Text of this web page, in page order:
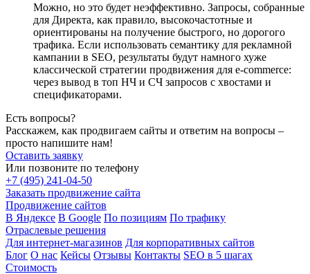
Можно, но это будет неэффективно. Запросы, собранные
для Директа, как правило, высокочастотные и
ориентированы на получение быстрого, но дорогого
трафика. Если использовать семантику для рекламной
кампании в SEO, результаты будут намного хуже
классической стратегии продвижения для e-commerce:
через вывод в топ НЧ и СЧ запросов с хвостами и
спецификаторами.
Есть вопросы?
Расскажем, как продвигаем сайты и ответим на вопросы –
просто напишите нам!
Оставить заявку
Или позвоните по телефону
+7 (495) 241-04-50
Заказать продвижение сайта
Продвижение сайтов
В Яндексе В Google По позициям По трафику
Отраслевые решения
Для интернет-магазинов Для корпоративных сайтов
Блог О нас Кейсы Отзывы Контакты SEO в 5 шагах
Стоимость